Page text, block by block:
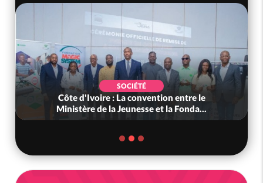
SOCIÉTÉ
Côte d'Ivoire : La convention entre le
Ministère de la Jeunesse et la Fonda...